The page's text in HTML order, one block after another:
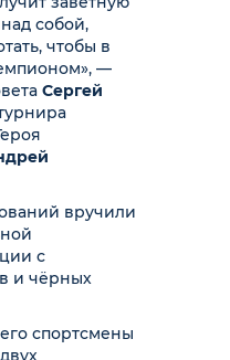
собой,
чтобы в
—
Сергей
вручили
с
и чёрных
спортсмены